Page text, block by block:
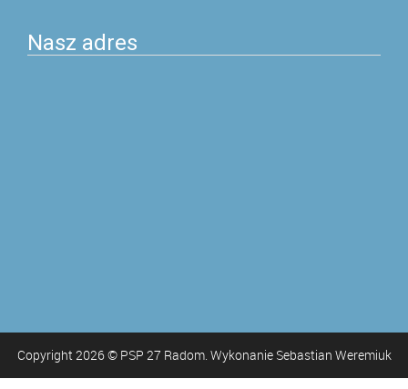
Nasz adres
Copyright2026© PSP 27 Radom. Wykonanie Sebastian Weremiuk